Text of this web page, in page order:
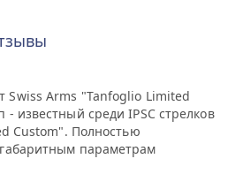
Swiss Arms "Tanfoglio Limited
известный среди IPSC стрелков
Custom". Полностью
параметрам